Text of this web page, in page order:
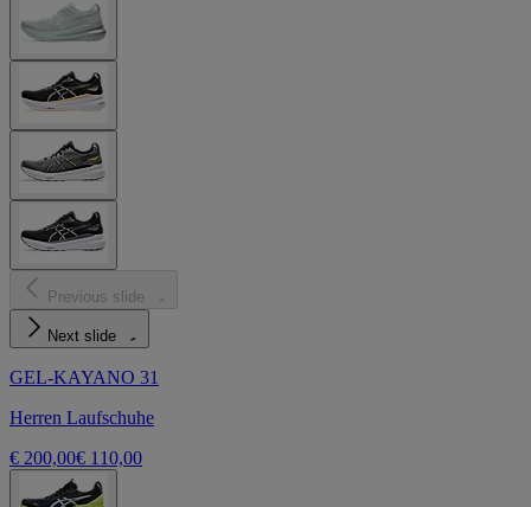
Previous slide
Next slide
GEL-KAYANO 31
Herren Laufschuhe
€ 200,00€ 110,00